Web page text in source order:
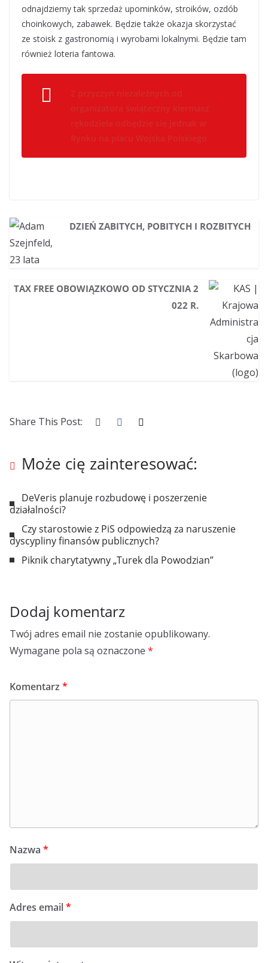
odnajdziemy tak sprzedaż upominków, stroików, ozdób
choinkowych, zabawek. Będzie także okazja skorzystać
ze stoisk z gastronomią i wyrobami lokalnymi. Będzie tam
również loteria fantowa.
Z przyczyn niezależnych od
organizatora świąteczny kiermasz
rękodzieła odbędzie się jednak w
Rynku na placu Wojska Polskiego
DZIEŃ ZABITYCH, POBITYCH I ROZBITYCH
TAX FREE OBOWIĄZKOWO OD STYCZNIA 2
022 R.
Share This Post:
Może cię zainteresować:
DeVeris planuje rozbudowę i poszerzenie
działalności?
Czy starostowie z PiS odpowiedzą za naruszenie
dyscypliny finansów publicznych?
Piknik charytatywny „Turek dla Powodzian”
Dodaj komentarz
Twój adres email nie zostanie opublikowany.
Wymagane pola są oznaczone *
Komentarz *
Nazwa *
Adres email*